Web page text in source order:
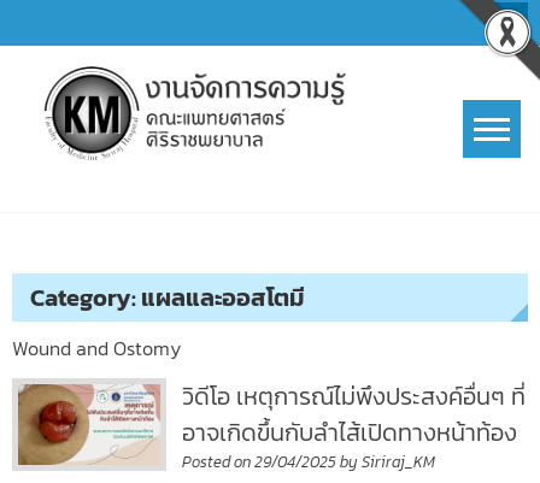
to
content
Category:แผลและออสโตมี
Wound and Ostomy
วิดีโอ เหตุการณ์ไม่พึงประสงค์อื่นๆ ที่
อาจเกิดขึ้นกับลำไส้เปิดทางหน้าท้อง
Posted on29/04/2025bySiriraj_KM